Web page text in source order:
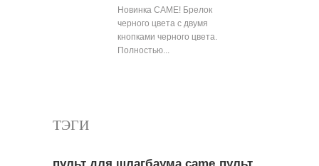
Новинка CAME! Брелок
черного цвета с двумя
кнопками черного цвета.
Полностью...
ТЭГИ